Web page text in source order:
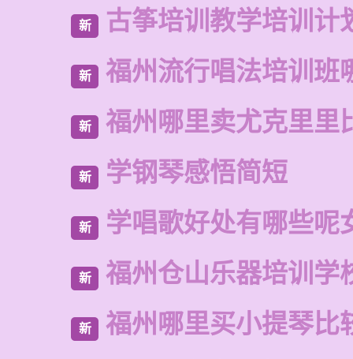
新 古筝培训教学培训计
新 福州流行唱法培训班
新 福州哪里卖尤克里里
新 学钢琴感悟简短
新 学唱歌好处有哪些呢
新 福州仓山乐器培训学
新 福州哪里买小提琴比